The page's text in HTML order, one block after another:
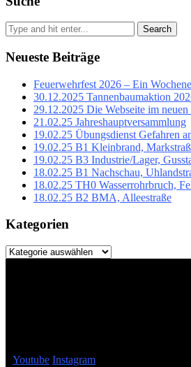
Search
Neueste Beiträge
Feuerwehrfest 2026 – Ein
30.12.2025 Tannenbaumaktion
29.12.2025 Die Webseite im
21.02.25 Jahreshauptversammlung
19.02.25 Übungsdienst Gefahren
19.02.25 B1 Kleinbrand,
19.02.25 B3 Industrie/Lager,
18.02.25 B1 Nachschau,
18.02.25 TH0 Wasserrohrbruch,
18.02.25 B2 BMA, Alleestraße
Kategorien
Kategorien
Youtube Instagram